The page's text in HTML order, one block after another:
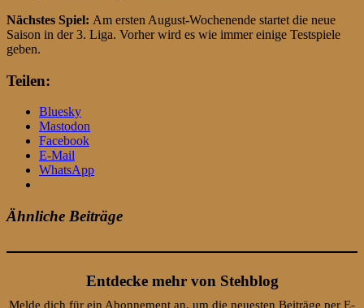
Nächstes Spiel: Am ersten August-Wochenende startet die neue
Saison in der 3. Liga. Vorher wird es wie immer einige Testspiele
geben.
Teilen:
Bluesky
Mastodon
Facebook
E-Mail
WhatsApp
Ähnliche Beiträge
Entdecke mehr von Stehblog
Melde dich für ein Abonnement an, um die neuesten Beiträge per E-